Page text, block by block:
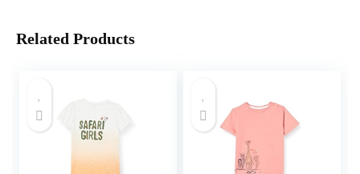
Related Products